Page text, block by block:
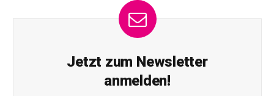
Jetzt zum Newsletter
anmelden!